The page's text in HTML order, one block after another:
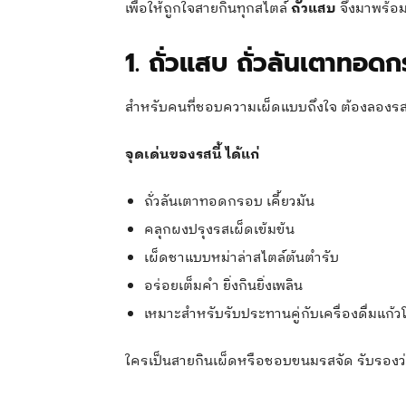
เพื่อให้ถูกใจสายกินทุกสไตล์ถั่วแสบ จึงมาพร้อ
1. ถั่วแสบ ถั่วลันเตาทอด
สำหรับคนที่ชอบความเผ็ดแบบถึงใจ ต้องลอง
จุดเด่นของรสนี้ ได้แก่
ถั่วลันเตาทอดกรอบ เคี้ยวมัน
คลุกผงปรุงรสเผ็ดเข้มข้น
เผ็ดชาแบบหม่าล่าสไตล์ต้นตำรับ
อร่อยเต็มคำ ยิ่งกินยิ่งเพลิน
เหมาะสำหรับรับประทานคู่กับเครื่องดื่มแก้ว
ใครเป็นสายกินเผ็ดหรือชอบขนมรสจัด รับรอง